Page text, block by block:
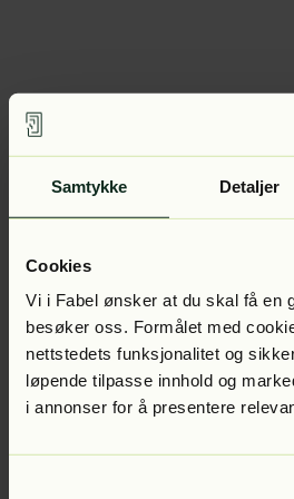
Samtykke Detaljer
Cookies
Vi i Fabel ønsker at du skal få en
besøker oss. Formålet med
nettstedets funksjonalitet og
løpende tilpasse innhold og
i annonser for å presentere